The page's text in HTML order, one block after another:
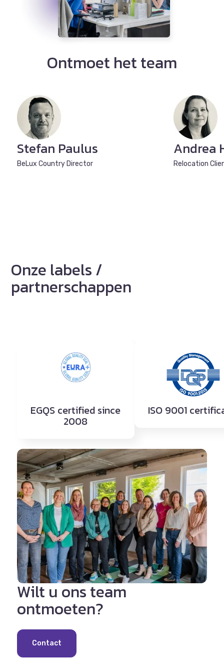
Ontmoet het team
Stefan Paulus
BeLux Country Director
Andrea
Relocation
Onze labels /
partnerschappen
EGQS certified since
2008
ISO 9001
Wilt u ons team
ontmoeten?
Contact